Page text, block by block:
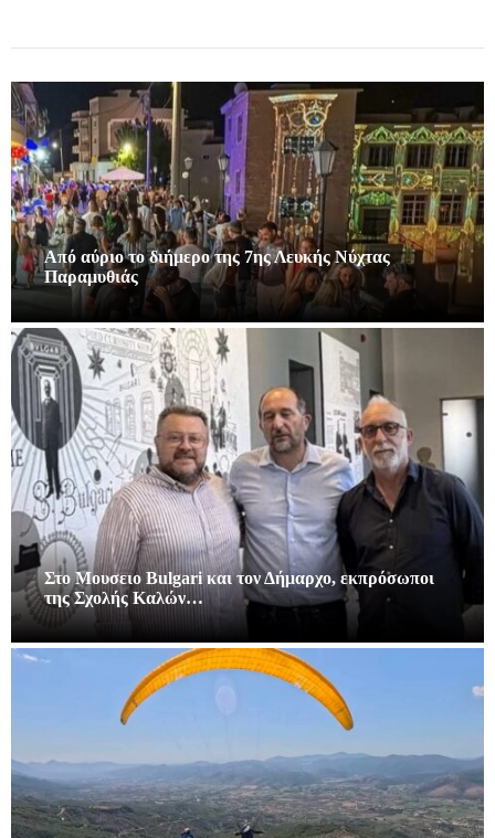
Από αύριο το διήμερο της 7ης Λευκής Νύχτας
Παραμυθιάς
Στο Μουσειο Bulgari και τον Δήμαρχο, εκπρόσωποι
της Σχολής Καλών…